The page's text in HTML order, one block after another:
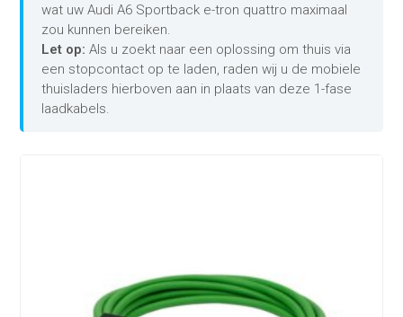
wat uw Audi A6 Sportback e-tron quattro maximaal
zou kunnen bereiken.
Let op: Als u zoekt naar een oplossing om thuis via
een stopcontact op te laden, raden wij u de mobiele
thuisladers hierboven aan in plaats van deze 1-fase
laadkabels.